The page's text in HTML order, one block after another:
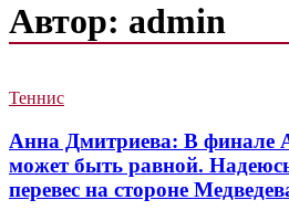
Автор: admin
Теннис
Анна Дмитриева: В финале
может быть равной.
перевес на стороне